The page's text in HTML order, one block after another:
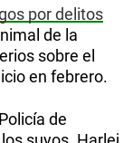
por delitos
de la
sobre el
en febrero.
de